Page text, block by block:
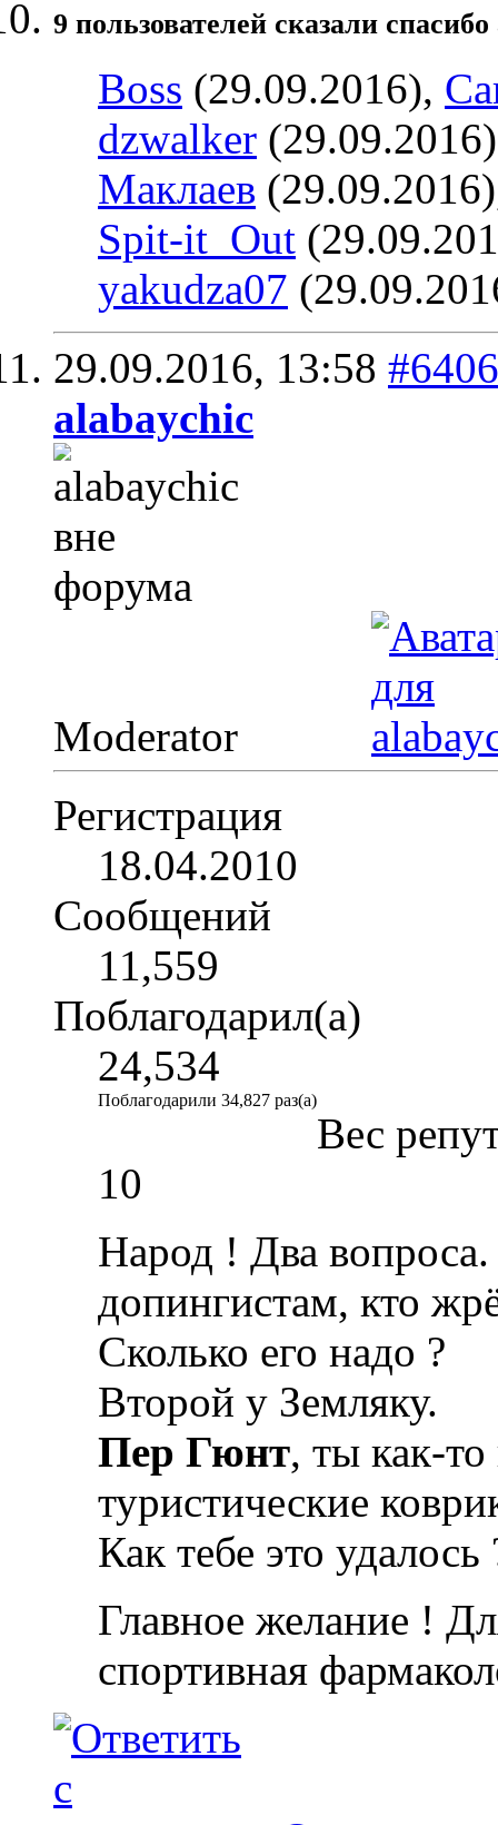
9 пользователей сказали
Boss (29.09.2016),
dzwalker
Маклаев
Spit-it_Out
yakudza07
29.09.2016, 13:58 #6406
alabaychic
Moderator
Регистрация
18.04.2010
Сообщений
11,559
Поблагодарил(а)
24,534
Поблагодарили 34,827 раз(а)
Вес
10
Народ ! Два
допингистам, кто
Сколько его надо ?
Второй у Земляку.
Пер Гюнт, ты как-то
туристические
Как тебе это
Главное желание !
спортивная